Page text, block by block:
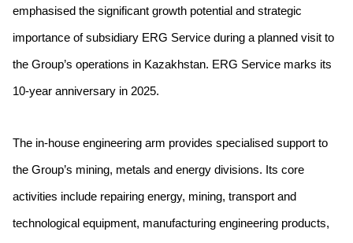
emphasised the significant growth potential and strategic
importance of subsidiary ERG Service during a planned visit to
the Group’s operations in Kazakhstan. ERG Service marks its
10-year anniversary in 2025.
The in-house engineering arm provides specialised support to
the Group’s mining, metals and energy divisions. Its core
activities include repairing energy, mining, transport and
technological equipment, manufacturing engineering products,